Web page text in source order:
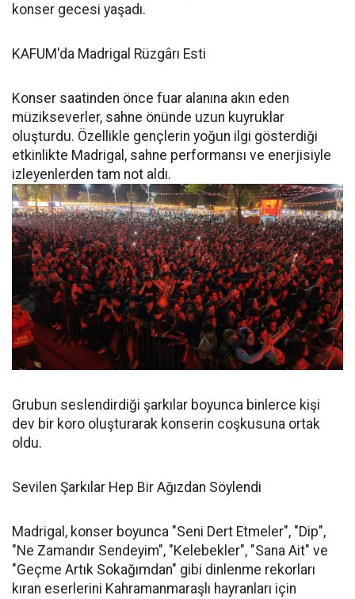
konser gecesi yaşadı.
KAFUM'da Madrigal Rüzgârı Esti
Konser saatinden önce fuar alanına akın eden
müzikseverler, sahne önünde uzun kuyruklar
oluşturdu. Özellikle gençlerin yoğun ilgi gösterdiği
etkinlikte Madrigal, sahne performansı ve enerjisiyle
izleyenlerden tam not aldı.
Grubun seslendirdiği şarkılar boyunca binlerce kişi
dev bir koro oluşturarak konserin coşkusuna ortak
oldu.
Sevilen Şarkılar Hep Bir Ağızdan Söylendi
Madrigal, konser boyunca "Seni Dert Etmeler", "Dip",
"Ne Zamandır Sendeyim", "Kelebekler", "Sana Ait" ve
"Geçme Artık Sokağımdan" gibi dinlenme rekorları
kıran eserlerini Kahramanmaraşlı hayranları için